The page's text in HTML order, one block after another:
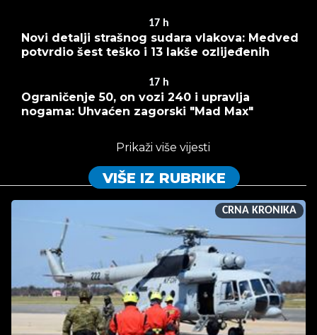
17 h
Novi detalji strašnog sudara vlakova: Medved
potvrdio šest teško i 13 lakše ozlijeđenih
17 h
Ograničenje 50, on vozi 240 i upravlja
nogama: Uhvaćen zagorski "Mad Max"
Prikaži više vijesti
VIŠE IZ RUBRIKE
CRNA KRONIKA